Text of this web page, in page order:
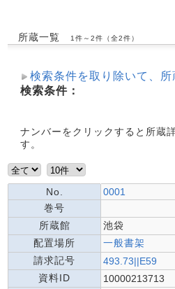
所蔵一覧 1件～2件（全2件）
検索条件を取り除いて、
検索条件：
ナンバーをクリックすると所蔵
す。
No.
0001
巻号
所蔵館
池袋
配置場所
一般書架
請求記号
493.73||E59
資料ID
10000213713